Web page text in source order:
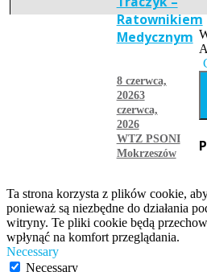
Ratownikiem
Medycznym
8 czerwca,
20263
czerwca,
2026
WTZ PSONI
Mokrzeszów
Ta strona korzysta z plików cookie,
ponieważ są niezbędne do działania
witryny. Te pliki cookie będą
wpłynąć na komfort przeglądania.
Necessary
Necessary